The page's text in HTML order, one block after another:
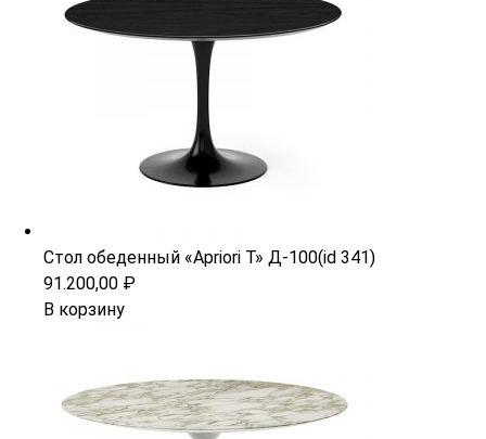
Стол обеденный «Apriori T» Д-100(id 341)
91.200,00 ₽
В корзину